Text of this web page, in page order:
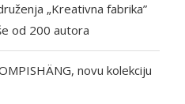
„Kreativna fabrika”
od 200 autora
novu kolekciju